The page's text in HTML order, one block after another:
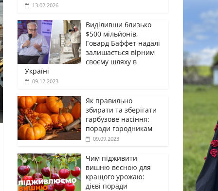
13.02.2026
Виділивши близько
$500 мільйонів,
Говард Баффет надалі
залишається вірним
своєму шляху в
Україні
09.12.2023
Як правильно
збирати та зберігати
гарбузове насіння:
поради городникам
09.09.2023
Чим підживити
вишню весною для
кращого урожаю:
дієві поради